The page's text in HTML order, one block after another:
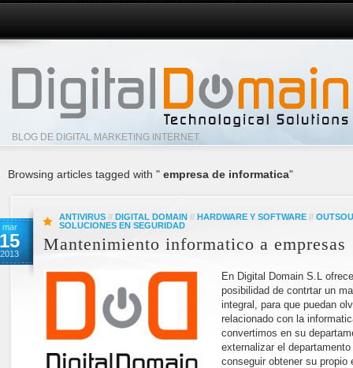
BLOG DE DIGITAL MARKETING INTERNET
Browsing articles tagged with " empresa de informatica"
mar
15
2013
ANTIVIRUS // DIGITAL DOMAIN // HARDWARE Y SOFTWARE //
SOLUCIONES EN SEGURIDAD
Mantenimiento informatico a empresas
En Digital Domain S.L
posibilidad de contrtar un
integral, para que puedan
relacionado con la
convertimos en su
externalizar el
conseguir obtener su propio